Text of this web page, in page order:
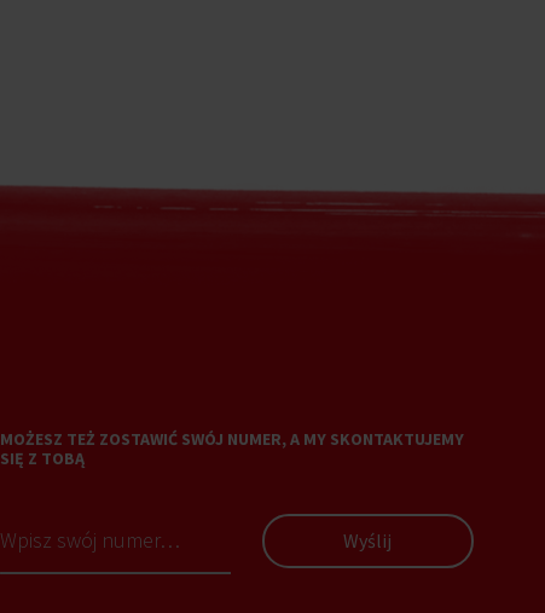
MOŻESZ TEŻ ZOSTAWIĆ SWÓJ NUMER, A MY SKONTAKTUJEMY
SIĘ Z TOBĄ
Wyślij